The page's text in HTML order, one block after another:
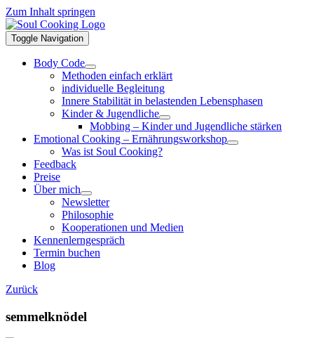
Zum Inhalt springen
Toggle Navigation
Body Code
Methoden einfach erklärt
individuelle Begleitung
Innere Stabilität in belastenden Lebensphasen
Kinder & Jugendliche
Mobbing – Kinder und Jugendliche stärken
Emotional Cooking – Ernährungsworkshop
Was ist Soul Cooking?
Feedback
Preise
Über mich
Newsletter
Philosophie
Kooperationen und Medien
Kennenlerngespräch
Termin buchen
Blog
Zurück
semmelknödel